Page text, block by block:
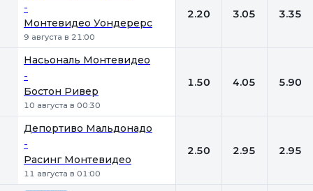
-
Монтевидео Уондерерс
9 августа в 21:00
2.20 3.05 3.35
Насьональ Монтевидео
-
Бостон Ривер
10 августа в 00:30
1.50 4.05 5.90
Депортиво Мальдонадо
-
Расинг Монтевидео
11 августа в 01:00
2.50 2.95 2.95